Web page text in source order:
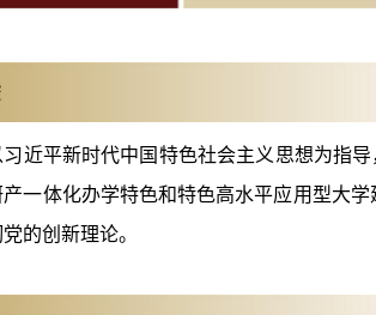
习近平新时代中国特色社会主义思想为指
一体化办学特色和特色高水平应用型大
的创新理论。